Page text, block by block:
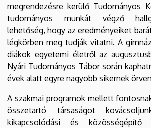
megrendezésre kerülő Tudományos
tudományos munkát végző
lehetőség, hogy az eredményeiket
légkörben meg tudják vitatni. A
diákok egyetemi életről az
Nyári Tudományos Tábor során
évek alatt egyre nagyobb sikernek
A szakmai programok mellett
összetartó társaságot
kikapcsolódási és közösségépítő